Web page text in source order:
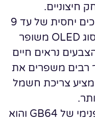
חיצוניים.
הדגם הינו בעל חיי סוללה ארוכים יחסית של עד 9
שעות והמסך שלו הוא צג מסוג OLED משופר
נראים חיים
רבים משפרים את
מציע צריכת חשמל
כמו כן, פריט זה מציע אחסון פנימי של GB64 והוא